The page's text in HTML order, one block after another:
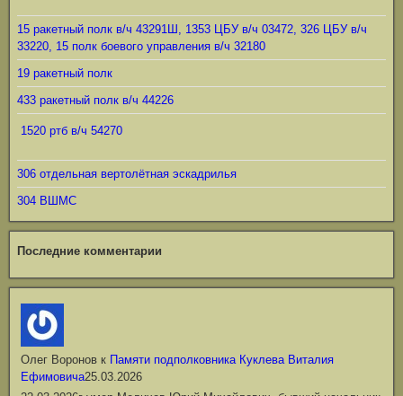
15 ракетный полк в/ч 43291Ш, 1353 ЦБУ в/ч 03472, 326 ЦБУ в/ч
33220, 15 полк боевого управления в/ч 32180
19 ракетный полк
433 ракетный полк в/ч 44226
1520 ртб в/ч 54270
306 отдельная вертолётная эскадрилья
304 ВШМС
Последние комментарии
Олег Воронов к Памяти подполковника Куклева Виталия
Ефимовича25.03.2026